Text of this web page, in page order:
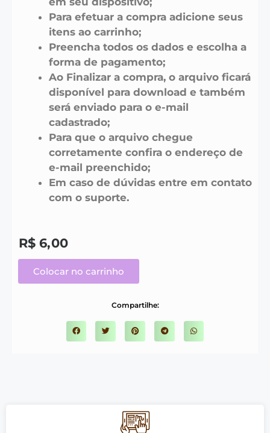
Para efetuar a compra adicione seus
itens ao carrinho;
Preencha todos os dados e escolha a
forma de pagamento;
Ao Finalizar a compra, o arquivo ficará
disponível para download e também
será enviado para o e-mail
cadastrado;
Para que o arquivo chegue
corretamente confira o endereço de
e-mail preenchido;
Em caso de dúvidas entre em contato
com o suporte.
R$ 6,00
Colocar no carrinho
Compartilhe: